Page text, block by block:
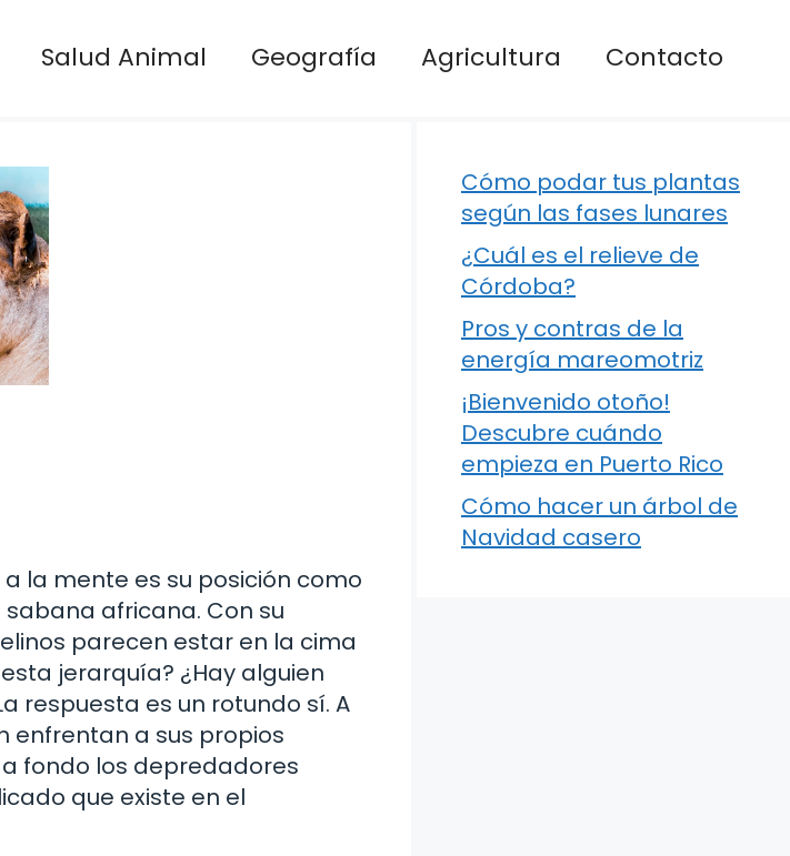
Salud Animal Geografía Agricultura Contacto
la mente es su posición como
africana. Con su
parecen estar en la cima
jerarquía? ¿Hay alguien
respuesta es un rotundo sí. A
enfrentan a sus propios
fondo los depredadores
que existe en el
Cómo podar tus plantas
según las fases lunares
¿Cuál es el relieve de
Córdoba?
Pros y contras de la
energía mareomotriz
¡Bienvenido otoño!
Descubre cuándo
empieza en Puerto Rico
Cómo hacer un árbol de
Navidad casero